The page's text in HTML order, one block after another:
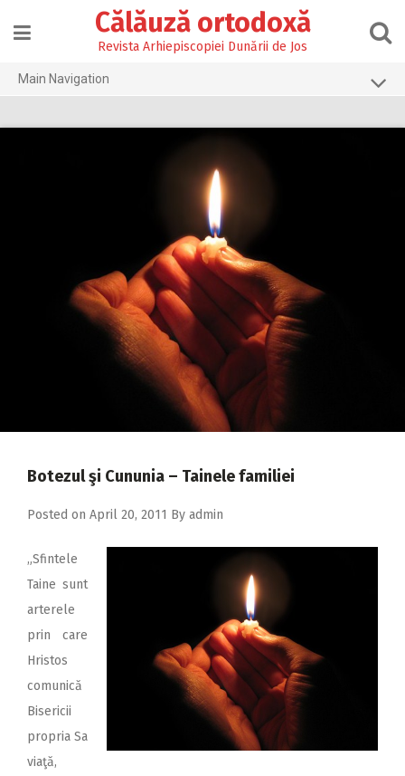
content
Călăuză ortodoxă
Revista Arhiepiscopiei Dunării de Jos
Main Navigation
2016
2015
2013
2012
2010
2009
Botezul şi Cununia – Tainele familiei
Posted on April 20, 2011 By admin
„Sfintele
Taine sunt
arterele
prin care
Hristos
comunică
Bisericii
propria Sa
viaţă,